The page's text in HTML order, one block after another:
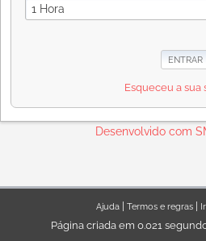
Esqueceu a sua
Desenvolvido com
Ajuda| Termos e regras|
Página criada em 0.021